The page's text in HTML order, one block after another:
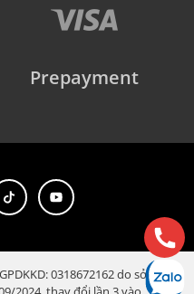
Prepayment
0318672162 do sở KH